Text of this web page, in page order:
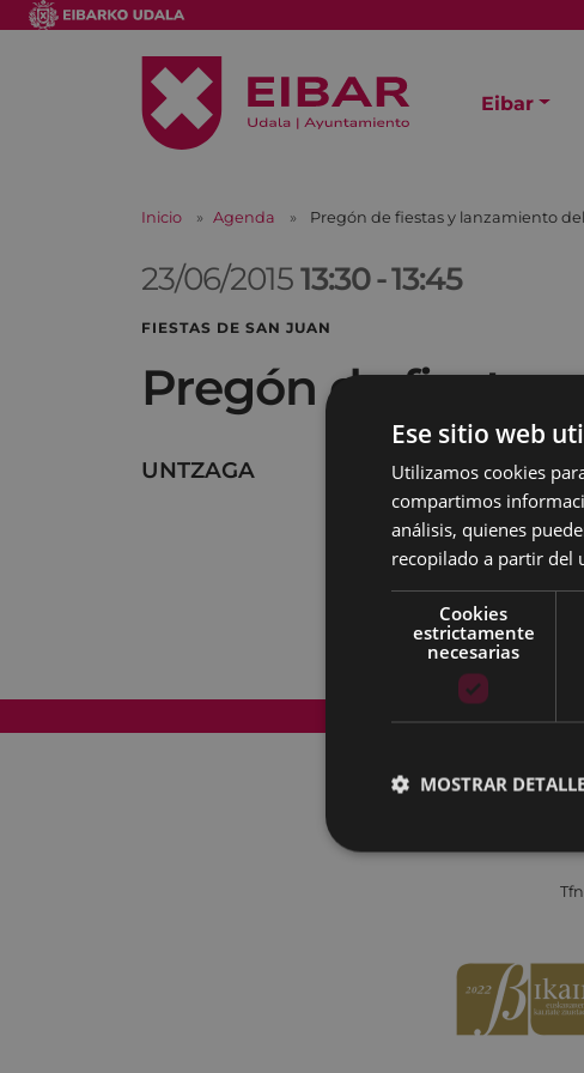
Eibar
Inicio Agenda Pregón de fiestas y lanzamiento
23/06/201513:30-13:45
FIESTAS DE SAN JUAN
Pregón de
UNTZAGA
Ese sitio web
Utilizamos cookies
compartimos
análisis, quienes
recopilado a partir del
Cookies
estrictamente
necesarias
MOSTRAR